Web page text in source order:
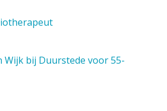
bij Duurstede voor 55-